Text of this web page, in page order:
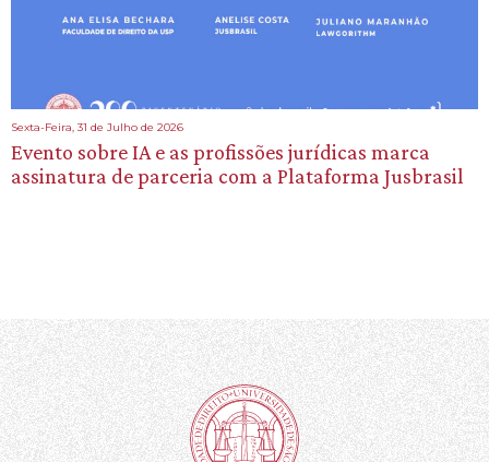
Sexta-Feira, 31 de Julho de 2026
Evento sobre IA e as profissões jurídicas marca
assinatura de parceria com a Plataforma Jusbrasil